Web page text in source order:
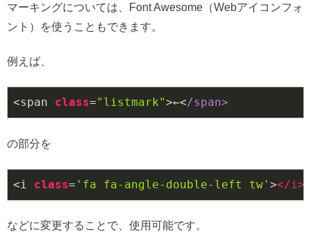
マーキングについては、Font Awesome（Webアイコンフォ
ント）を使うこともできます。
例えば、
<span class="listmark">←</span>
の部分を
<i class= 'fa fa-angle-double-left tw' ></i>
などに変更することで、使用可能です。